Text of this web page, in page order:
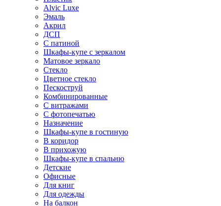
Alvic Luxe
Эмаль
Акрил
ДСП
С патиной
Шкафы-купе с зеркалом
Матовое зеркало
Стекло
Цветное стекло
Пескоструй
Комбинированные
С витражами
С фотопечатью
Назначение
Шкафы-купе в гостиную
В коридор
В прихожую
Шкафы-купе в спальню
Детские
Офисные
Для книг
Для одежды
На балкон